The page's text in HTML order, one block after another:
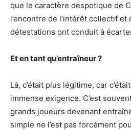
que le caractère despotique de
l’encontre de l’intérêt collectif et
détestations ont conduit à
Et en tant qu’entraîneur ?
Là, c’était plus légitime, car
immense exigence. C’est
grands joueurs devenant
simple ne l’est pas forcément